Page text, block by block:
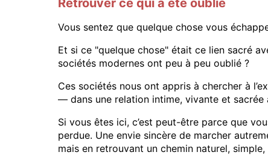
Retrouver ce qui a été oublié
Vous sentez que quelque chose vous
Et si ce "quelque chose" était ce lien sacré
sociétés modernes ont peu à peu oublié ?
Ces sociétés nous ont appris à chercher à
— dans une relation intime, vivante et sacrée
Si vous êtes ici, c’est peut-être parce que
perdue. Une envie sincère de marcher
mais en retrouvant un chemin naturel,